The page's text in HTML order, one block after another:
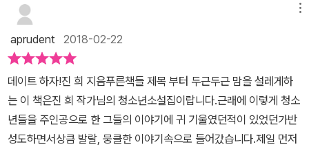
트는 생각지 못한 결말을 가져온다. 「삐딱이를 만났어」 - 중2병 증세
를 보이는 쌍둥이 동생 해밀이 아무래도 가출을 한 것 같다. 그를 찾아
나선 이유는 가출청소년쉼터에서 자퇴생을 만나게 되고, 자퇴생과 대
화를 하면 할수록 이유의 마음속에서도 ‘삐딱이’가 자라난다. 이 삐딱
이의 정체는 무엇일까? 「가출 기록부」 - 이유의 쌍둥이 동생 해밀이
이번에는 진짜 가출을 했다. 지우려 노력해 봐도 사라지지 않는 가슴
한편의 슬픔을 안고 바다로 떠난 해밀 앞에 어딘가 익숙한 얼굴의 남
자가 나타나 자꾸 말을 시킨다. 그 남자의 말들이 귀찮으면서도 오묘
달고 다니는 의지를 비웃은 교사에게 사과를 받아내려는 의지의 멋진
모습과 이런 의지를 바라보는 ‘나’의 풋풋한 사랑의 감정이 담겨 있습
니다. 세월호 참사를 직접적으로 드러내지 않으면서도 그 의미가 깊
이 다가오는 좋은 단편입니다. 또 하나의 세월호 참사를 모티브로 한
「가출기록부」는 조금은 억지스럽다는 생각이 들기도 했습니다. 당연
히 우린 ‘기억’해야 마땅하며, 막막하고 먹먹하던 기다림의 순간들을
잊지 말아야 합니다. 그럼에도 왠지 서해밀의 가출이유가 조금은 억
동떨어져 있는 이야기가 아닌 서로 유기적인 관계에 놓여져 있으며,
다. 정확한 이름은 한의지이며, 작가 한영의 딸이다. 학교 내에서 1인
시위를 한게 된 한의지는 수학 선생님의 이유없는 행동에 대한 무언
의 항의였다. 자신이 배운데로 그대로 현실이 되지 않는 사회의 규칙,
한의지는 그런 불합리한 상황에 대해서, 자신보다 힘이 쎈 존재 수학
선생님에게 자시이 할 수 잇는 무언가를 내세우고 있다. <데이트하
자!>공태오의 여동생 공나래에게 누군가 데이트 신청을 하였다. 나래
aprudent 2018-02-22
데이트 하자!진 희 지음푸른책들 제목 부터 두근두근 맘을 설레게하
는 이 책은진 희 작가님의 청소년소설집이랍니다.근래에 이렇게 청소
년들을 주인공으로 한 그들의 이야기에 귀 기울였던적이 있었던가반
성도하면서상큼 발랄, 뭉클한 이야기속으로 들어갔습니다.제일 먼저